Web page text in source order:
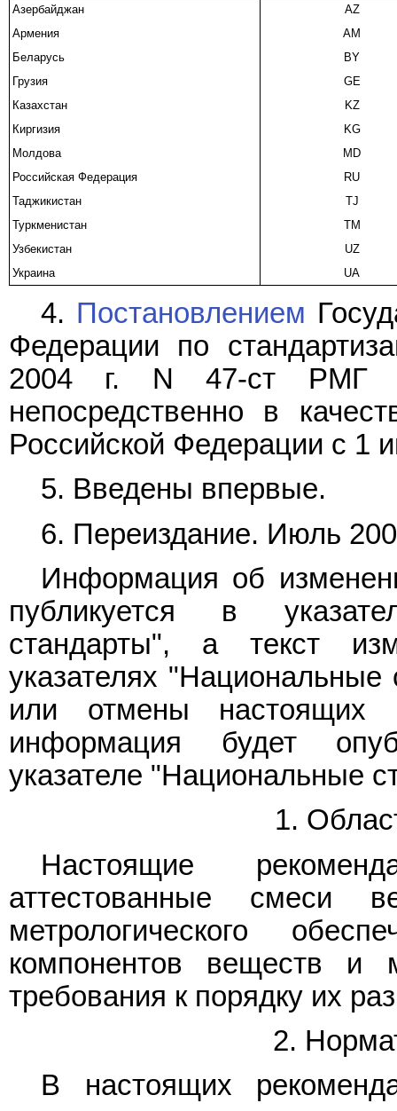
Азербайджан
AZ
Армения
AM
Беларусь
BY
Грузия
GE
Казахстан
KZ
Киргизия
KG
Молдова
MD
Российская Федерация
RU
Таджикистан
TJ
Туркменистан
TM
Узбекистан
UZ
Украина
UA
4. Постановлением
Федерации по
2004 г. N 47-ст РМГ
непосредственно в
Российской Федерации с 1
5. Введены впервые.
6. Переиздание. Июль
Информация об
публикуется в
стандарты", а текст
указателях
или отмены настоящих
информация будет
указателе "Национальные
1.
Настоящие
аттестованные смеси
метрологического
компонентов веществ и
требования к порядку их
2.
В настоящих